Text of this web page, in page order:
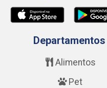
Departamentos
Alimentos
Pet